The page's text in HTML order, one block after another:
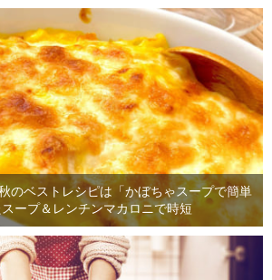
のベストレシピは「かぼちゃスープで簡単
ープ＆レンチンマカロニで時短